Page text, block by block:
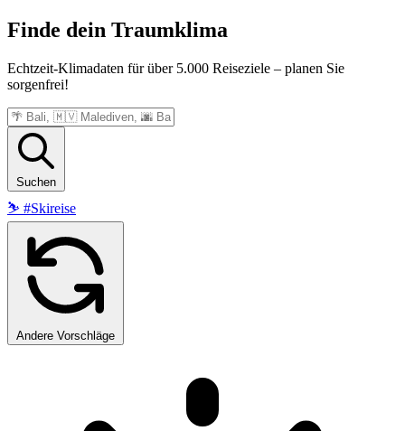
Finde dein Traumklima
Echtzeit-Klimadaten für über 5.000 Reiseziele – planen Sie
sorgenfrei!
Suchen
⛷️ #Skireise
Andere Vorschläge